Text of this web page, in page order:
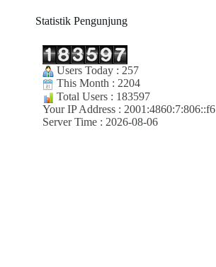
Statistik Pengunjung
Users Today : 257
This Month : 2204
Total Users : 183597
Your IP Address : 2001:4860:7:806::f6
Server Time : 2026-08-06